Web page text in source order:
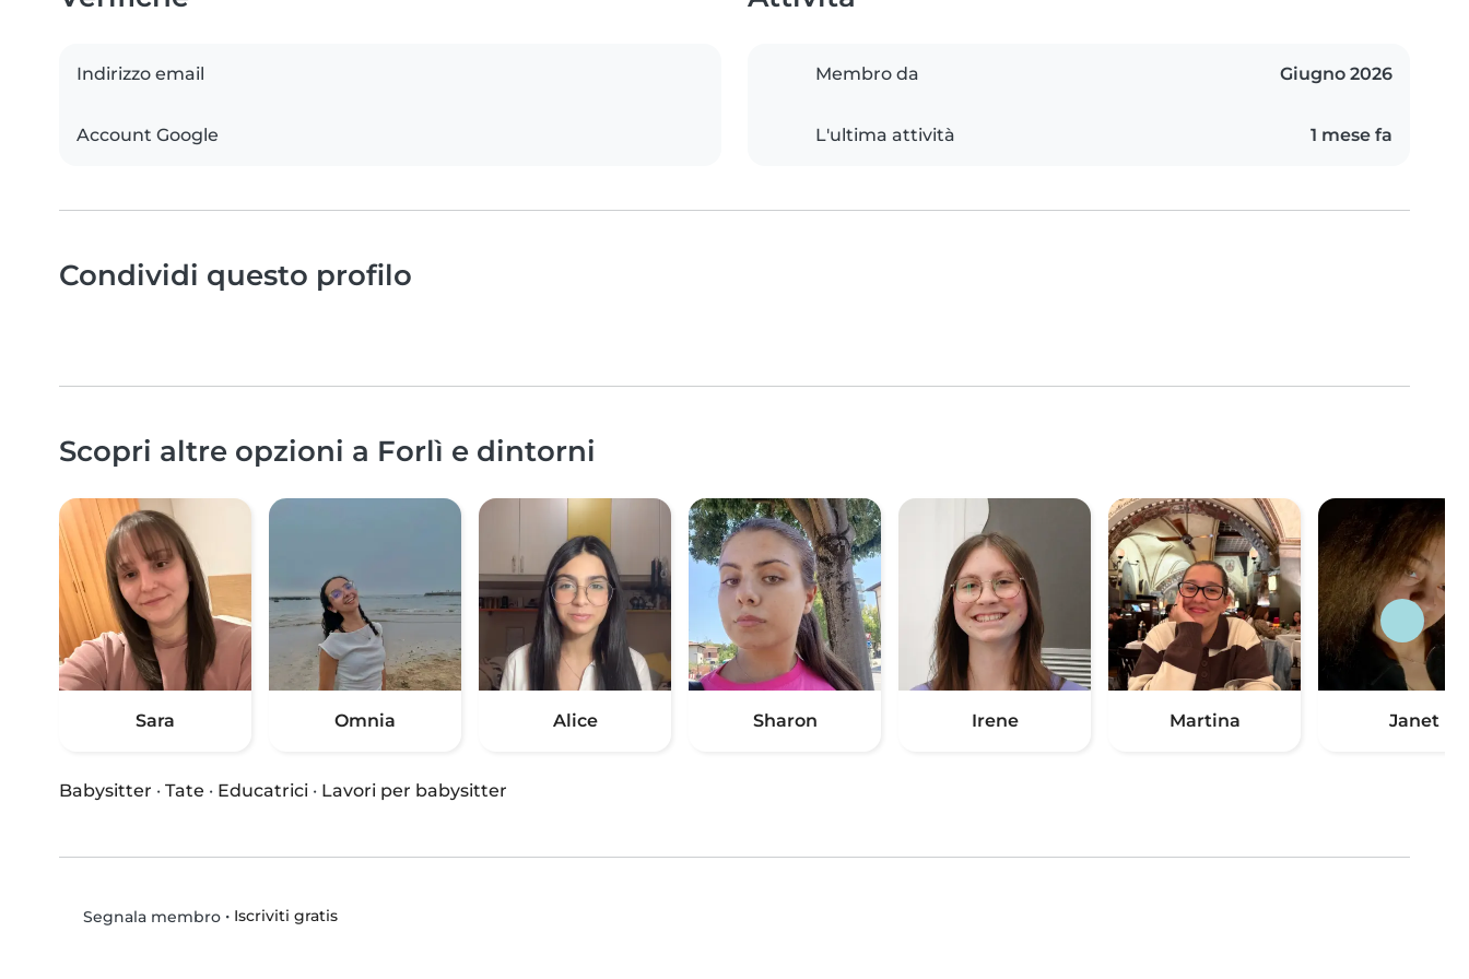
Indirizzo email
Account Google
Membro da Giugno 2026
L'ultima attività 1 mese fa
Condividi questo profilo
Scopri altre opzioni a Forlì e dintorni
Sara Omnia Alice Sharon Irene Martina Janet
Babysitter · Tate · Educatrici · Lavori per babysitter
Segnala membro• Iscriviti gratis